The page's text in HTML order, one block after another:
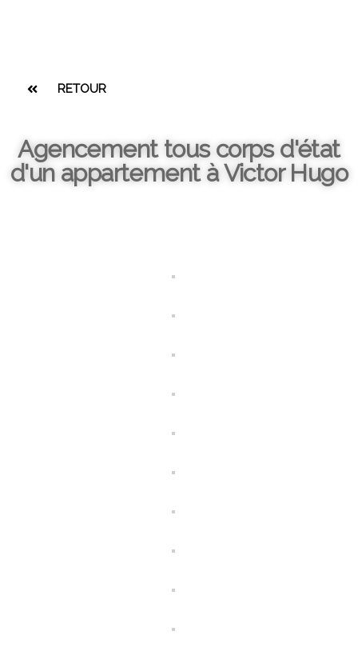
RETOUR
Agencement tous corps d'état
d'un appartement à Victor Hugo